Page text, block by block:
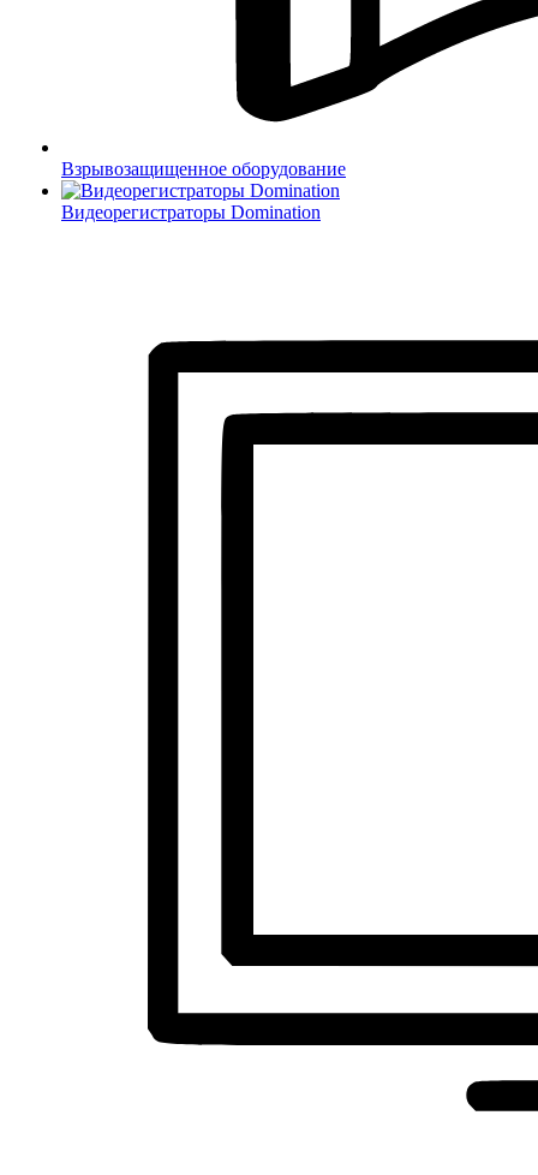
Взрывозащищенное оборудование
Видеорегистраторы Domination